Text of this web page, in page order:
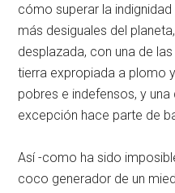
cómo superar la
más desiguales del
desplazada, con una de
tierra expropiada a plomo
pobres e indefensos, y una
excepción hace parte de
Así -como ha sido
coco generador de un